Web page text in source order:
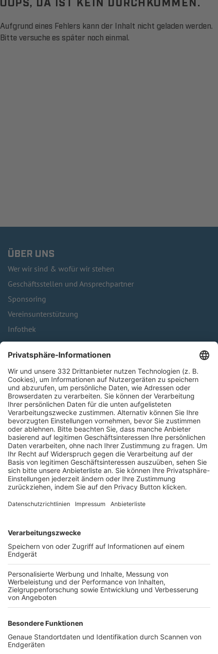
Aufgrund eines Fehlers kann der Inhalt nicht geladen werden.
Bitte versuche es später noch einmal.
ÜBER UNS
Wer wir sind & wofür wir stehen
Geschäftsstellen und Ansprechpartner
Sponsoring
Vereinsunterstützung
Infothek
Kontakt
HÄUFIG BESUCHTE SEITEN
Pässe und Vereinswechsel
Trainerausbildung
Schulungsangebot Vereinsmitarbeiter
BFV-Geschäftsstellen
Trainerbörse
Login SpielPlus
FOLGE DEM BFV
TOP-VEREINE
TOP-PARTNER